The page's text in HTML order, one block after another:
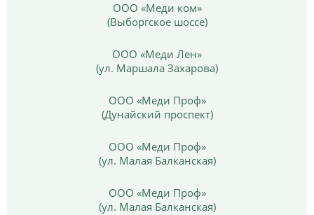
ООО «Меди ком»
(Выборгское шоссе)
ООО «Меди Лен»
(ул. Маршала Захарова)
ООО «Меди Проф»
(Дунайский проспект)
ООО «Меди Проф»
(ул. Малая Балканская)
ООО «Меди Проф»
(ул. Малая Балканская)